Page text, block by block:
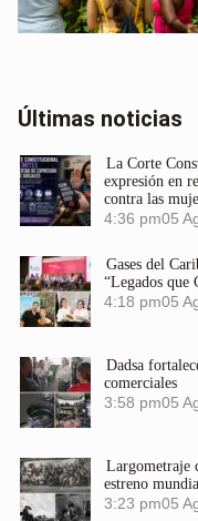
Últimas noticias
La Corte
expresión en
contra las
4:36 pm05
Gases del
“Legados que
4:18 pm05
Dadsa
comerciales
3:58 pm05
Largometraje
estreno
3:23 pm05